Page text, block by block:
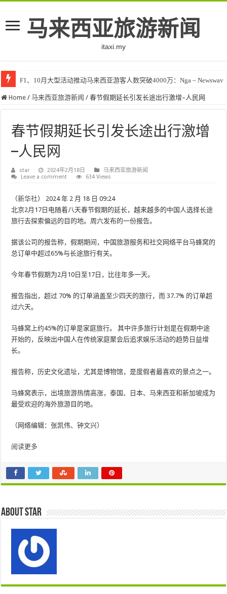
马来西亚旅游新闻
itaxi.my
F1、10月大型活动推动马来西亚游客人数突破4000万：Nga – Newswav
Home / 马来西亚旅游新闻 / 春节假期延长引发长途出行激增–人民网
春节假期延长引发长途出行激增
–人民网
star 2024年2月18日
马来西亚旅游新闻
Leave a comment
634 Views
（新华社） 2024 年 2 月 18 日 09:24
北京2月17日电随着八天春节假期的延长，越来越多的中国人选择长途
旅行去探索偏远的目的地。周六发布的一份报告。
据该公司的报告称，假期期间，中国旅游服务和社交网络平台马蜂窝的
总订单中超过65%与长途旅行有关。
今年春节假期为2月10日至17日，比往年多一天。
报告指出，超过 70% 的订单涵盖至少四天的旅行，而 37.7% 的订单超
过六天。
马蜂窝上约45%的订单是家庭旅行。 其中许多旅行计划是在假期中途
开始的，反映出中国人在传统家庭聚会后追求娱乐活动的趋势日益增
长。
报告称，历史文化遗址，尤其是博物馆，是度假者最喜欢的景点之一。
马蜂窝表示，出境旅游热情高涨，泰国、日本、马来西亚和新加坡成为
最受欢迎的海外旅游目的地。
（网络编辑：张凯伟、钟文兴）
阅读更多
About star